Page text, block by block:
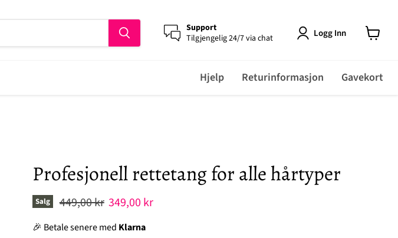
Support
Tilgjengelig 24/7 via chat
Logg Inn
Hjelp Returinformasjon Gavekort
Profesjonell rettetang for alle hårtyper
Salg Original pris
449,00 kr Nåværende pris
349,00 kr
🎉 Betale senere med Klarna